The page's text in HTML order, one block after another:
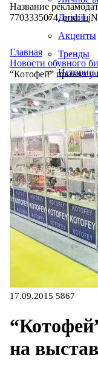
Дизайн
Акценты
Тренды
Истории
Название
7703335074, erid:
Главная
Новости обувного
“Котофей” принял
17.09.2015 5867
на